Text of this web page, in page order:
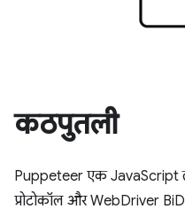
कठपुतली
Puppeteer एक JavaScript
प्रोटोकॉल और WebDriver